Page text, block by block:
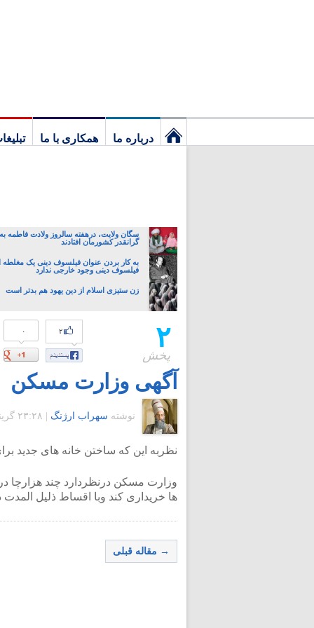
درباره ما همکاری با ما
سگان ولایت، درهفته سالروز ولادت فاطمه
گرانقدر کشورمان افتادند
به کار بردن عنوان فیلسوف دینی یک مغلطه
فیلسوف دینی وجود خارجی ندارد
زن ستیزی اسلام از دین یهود هم بدتر است
۲
پخش
۰ ۲
آگهی وزارت مسکن
نوشته سهراب ارژنگ ۲۳:۲۸ گرينويچ - سه شنبه ۱۳ اسفند ۱۳۸۷
نظربه این که ساختن خانه های جدید
وزارت مسکن درنظردارد چند هزارچا
ها خریداری کند وبا اقساط ذلیل المدت
→ مقاله قبلی